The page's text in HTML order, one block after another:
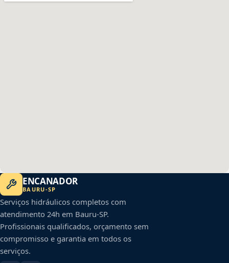
ENCANADOR
BAURU-SP
Serviços hidráulicos completos com
atendimento 24h em Bauru-SP.
Profissionais qualificados, orçamento sem
compromisso e garantia em todos os
serviços.